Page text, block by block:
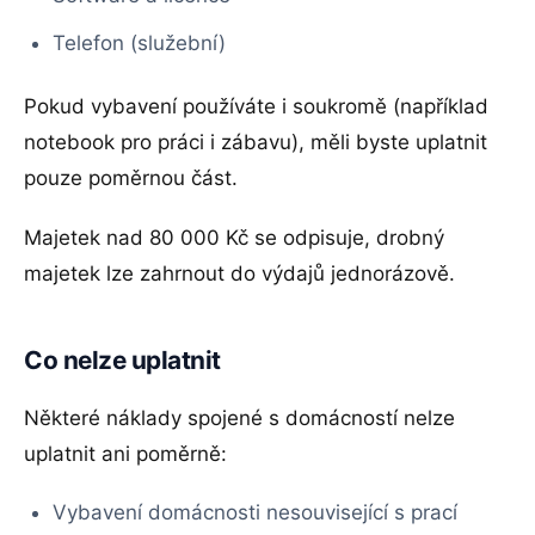
Telefon (služební)
Pokud vybavení používáte i soukromě (například
notebook pro práci i zábavu), měli byste uplatnit
pouze poměrnou část.
Majetek nad 80 000 Kč se odpisuje, drobný
majetek lze zahrnout do výdajů jednorázově.
Co nelze uplatnit
Některé náklady spojené s domácností nelze
uplatnit ani poměrně:
Vybavení domácnosti nesouvisející s prací